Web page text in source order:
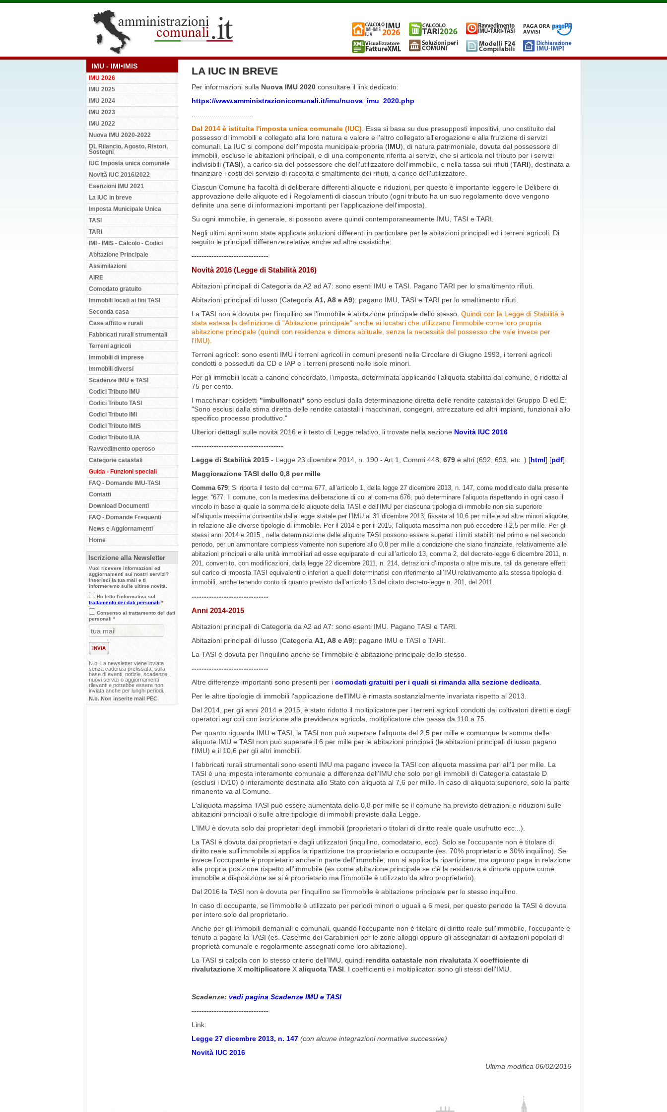
IMU - IMI•IMIS
IMU 2026
IMU 2025
IMU 2024
IMU 2023
IMU 2022
Nuova IMU 2020-2022
DL Rilancio, Agosto, Ristori,
Sostegni
IUC Imposta unica comunale
Novità IUC 2016/2022
Esenzioni IMU 2021
La IUC in breve
Imposta Municipale Unica
TASI
TARI
IMI - IMIS - Calcolo - Codici
Abitazione Principale
Assimilazioni
AIRE
Comodato gratuito
Immobili locati ai fini TASI
Seconda casa
Case affitto e rurali
Fabbricati rurali strumentali
Terreni agricoli
Immobili di imprese
Immobili diversi
Scadenze IMU e TASI
Codici Tributo IMU
Codici Tributo TASI
Codici Tributo IMI
Codici Tributo IMIS
Codici Tributo ILIA
Ravvedimento operoso
Categorie catastali
Guida - Funzioni speciali
FAQ - Domande IMU-TASI
Contatti
Download Documenti
FAQ - Domande Frequenti
News e Aggiornamenti
Home
Iscrizione alla Newsletter
Vuoi ricevere informazioni ed
aggiornamenti sui nostri servizi?
Inserisci la tua mail e ti
informeremo sulle ultime novità.
Ho letto l'informativa sul
trattamento dei dati personali *
Consenso al trattamento dei dati
personali *
N.b. La newsletter viene inviata
senza cadenza prefissata, sulla
base di eventi, notizie, scadenze,
nuovi servizi o aggiornamenti
rilevanti e potrebbe essere non
inviata anche per lunghi periodi.
N.b. Non inserite mail PEC
LA IUC IN BREVE
Per informazioni sulla Nuova IMU 2020consultare il link dedicato:
https://www.amministrazionicomunali.it/imu/nuova_imu_2020.php
Dal 2014 è istituita l'imposta unica comunale (IUC) . Essa si basa su due presupposti impositivi, uno costituito dal
possesso di immobili e collegato alla loro natura e valore e l'altro collegato all'erogazione e alla fruizione di servizi
comunali. La IUC si compone dell'imposta municipale propria (IMU), di natura patrimoniale, dovuta dal possessore di
immobili, escluse le abitazioni principali, e di una componente riferita ai servizi, che si articola nel tributo per i servizi
indivisibili (TASI), a carico sia del possessore che dell'utilizzatore dell'immobile, e nella tassa sui rifiuti (TARI), destinata a
finanziare i costi del servizio di raccolta e smaltimento dei rifiuti, a carico dell'utilizzatore.
Ciascun Comune ha facoltà di deliberare differenti aliquote e riduzioni, per questo è importante leggere le Delibere di
approvazione delle aliquote ed i Regolamenti di ciascun tributo (ogni tributo ha un suo regolamento dove vengono
definite una serie di informazioni importanti per l'applicazione dell'imposta).
Su ogni immobile, in generale, si possono avere quindi contemporaneamente IMU, TASI e TARI.
Negli ultimi anni sono state applicate soluzioni differenti in particolare per le abitazioni principali ed i terreni agricoli. Di
seguito le principali differenze relative anche ad altre casistiche:
-------------------------------
Novità 2016 (Legge di Stabilità 2016)
Abitazioni principali di Categoria da A2 ad A7: sono esenti IMU e TASI. Pagano TARI per lo smaltimento rifiuti.
Abitazioni principali di lusso (Categoria A1, A8 e A9): pagano IMU, TASI e TARI per lo smaltimento rifiuti.
La TASI non è dovuta per l'inquilino se l'immobile è abitazione principale dello stesso. Quindi con la Legge di Stabilità è
stata estesa la definizione di "Abitazione principale" anche ai locatari che utilizzano l'immobile come loro propria
abitazione principale (quindi con residenza e dimora abituale, senza la necessità del possesso che vale invece per
l'IMU).
Terreni agricoli: sono esenti IMU i terreni agricoli in comuni presenti nella Circolare di Giugno 1993, i terreni agricoli
condotti e posseduti da CD e IAP e i terreni presenti nelle isole minori.
Per gli immobili locati a canone concordato, l’imposta, determinata applicando l’aliquota stabilita dal comune, è ridotta al
75 per cento.
I macchinari cosidetti"imbullonati" sono esclusi dalla determinazione diretta delle rendite catastali del Gruppo D ed E:
"Sono esclusi dalla stima diretta delle rendite catastali i macchinari, congegni, attrezzature ed altri impianti, funzionali allo
specifico processo produttivo."
Ulteriori dettagli sulle novità 2016 e il testo di Legge relativo, li trovate nella sezione Novità IUC 2016
-------------------------------------
Legge di Stabilità 2015- Legge 23 dicembre 2014, n. 190 - Art 1, Commi 448, 679e altri (692, 693, etc..) [html] [pdf]
Maggiorazione TASI dello 0,8 per mille
Comma 679: Si riporta il testo del comma 677, all’articolo 1, della legge 27 dicembre 2013, n. 147, come modidicato dalla presente
legge: “677. Il comune, con la medesima deliberazione di cui al com-ma 676, può determinare l’aliquota rispettando in ogni caso il
vincolo in base al quale la somma delle aliquote della TASI e dell’IMU per ciascuna tipologia di immobile non sia superiore
all’aliquota massima consentita dalla legge statale per l’IMU al 31 dicembre 2013, fissata al 10,6 per mille e ad altre minori aliquote,
in relazione alle diverse tipologie di immobile. Per il 2014 e per il 2015, l’aliquota massima non può eccedere il 2,5 per mille. Per gli
stessi anni 2014 e 2015, nella determinazione delle aliquote TASI possono essere superati i limiti stabiliti nel primo e nel secondo
periodo, per un ammontare complessivamente non superiore allo 0,8 per mille a condizione che siano finanziate, relativamente alle
abitazioni principali e alle unità immobiliari ad esse equiparate di cui all’articolo 13, comma 2, del decreto-legge 6 dicembre 2011, n.
201, convertito, con modificazioni, dalla legge 22 dicembre 2011, n. 214, detrazioni d’imposta o altre misure, tali da generare effetti
sul carico di imposta TASI equivalenti o inferiori a quelli determinatisi con riferimento all’IMU relativamente alla stessa tipologia di
immobili, anche tenendo conto di quanto previsto dall’articolo 13 del citato decreto-legge n. 201, del 2011.
-------------------------------
Anni 2014-2015
Abitazioni principali di Categoria da A2 ad A7: sono esenti IMU. Pagano TASI e TARI.
Abitazioni principali di lusso (Categoria A1, A8 e A9): pagano IMU e TASI e TARI.
La TASI è dovuta per l'inquilino anche se l'immobile è abitazione principale dello stesso.
-------------------------------
Altre differenze importanti sono presenti per i comodati gratuiti per i quali si rimanda alla sezione dedicata.
Per le altre tipologie di immobili l'applicazione dell'IMU è rimasta sostanzialmente invariata rispetto al 2013.
Dal 2014, per gli anni 2014 e 2015, è stato ridotto il moltiplicatore per i terreni agricoli condotti dai coltivatori diretti e dagli
operatori agricoli con iscrizione alla previdenza agricola, moltiplicatore che passa da 110 a 75.
Per quanto riguarda IMU e TASI, la TASI non può superare l'aliquota del 2,5 per mille e comunque la somma delle
aliquote IMU e TASI non può superare il 6 per mille per le abitazioni principali (le abitazioni principali di lusso pagano
l'IMU) e il 10,6 per gli altri immobili.
I fabbricati rurali strumentali sono esenti IMU ma pagano invece la TASI con aliquota massima pari all'1 per mille. La
TASI è una imposta interamente comunale a differenza dell'IMU che solo per gli immobili di Categoria catastale D
(esclusi i D/10) è interamente destinata allo Stato con aliquota al 7,6 per mille. In caso di aliquota superiore, solo la parte
rimanente va al Comune.
L'aliquota massima TASI può essere aumentata dello 0,8 per mille se il comune ha previsto detrazioni e riduzioni sulle
abitazioni principali o sulle altre tipologie di immobili previste dalla Legge.
L'IMU è dovuta solo dai proprietari degli immobili (proprietari o titolari di diritto reale quale usufrutto ecc...).
La TASI è dovuta dai proprietari e dagli utilizzatori (inquilino, comodatario, ecc). Solo se l'occupante non è titolare di
diritto reale sull'immobile si applica la ripartizione tra proprietario e occupante (es. 70% proprietario e 30% inquilino). Se
invece l'occupante è proprietario anche in parte dell'immobile, non si applica la ripartizione, ma ognuno paga in relazione
alla propria posizione rispetto all'immobile (es come abitazione principale se c'è la residenza e dimora oppure come
immobile a disposizione se si è proprietario ma l'immobile è utilizzato da altro proprietario).
Dal 2016 la TASI non è dovuta per l'inquilino se l'immobile è abitazione principale per lo stesso inquilino.
In caso di occupante, se l'immobile è utilizzato per periodi minori o uguali a 6 mesi, per questo periodo la TASI è dovuta
per intero solo dal proprietario.
Anche per gli immobili demaniali e comunali, quando l'occupante non è titolare di diritto reale sull'immobile, l'occupante è
tenuto a pagare la TASI (es. Caserme dei Carabinieri per le zone alloggi oppure gli assegnatari di abitazioni popolari di
proprietà comunale e regolarmente assegnati come loro abitazione).
La TASI si calcola con lo stesso criterio dell'IMU, quindi rendita catastale non rivalutataX coefficiente di
rivalutazioneX moltiplicatoreXaliquota TASI . I coefficienti e i moltiplicatori sono gli stessi dell'IMU.
Scadenze: vedi pagina Scadenze IMU e TASI
-------------------------------
Link:
Legge 27 dicembre 2013, n. 147 (con alcune integrazioni normative successive)
Novità IUC 2016
Ultima modifica 06/02/2016